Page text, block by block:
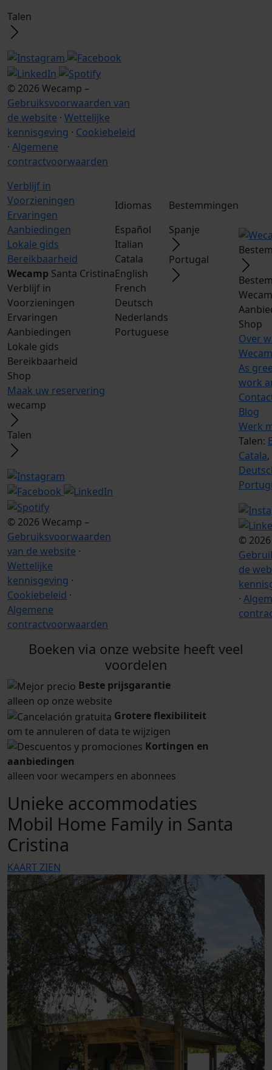
Talen
© 2026 Wecamp –
Gebruiksvoorwaarden van
de website · Wettelijke
kennisgeving · Cookiebeleid
· Algemene
contractvoorwaarden
Verblijf in
Voorzieningen
Ervaringen
Aanbiedingen
Lokale gids
Bereikbaarheid
Wecamp Santa Cristina
Verblijf in
Voorzieningen
Ervaringen
Aanbiedingen
Lokale gids
Bereikbaarheid
Shop
Maak uw reservering
wecamp
Talen
© 2026 Wecamp –
Gebruiksvoorwaarden
van de website ·
Wettelijke
kennisgeving ·
Cookiebeleid ·
Algemene
contractvoorwaarden
Idiomas
Español
Italian
Catala
English
French
Deutsch
Nederlands
Portuguese
Bestemmingen
Spanje
Portugal
Shop
Over
As
work
Blog
Werk
Talen:
Catala,
©
de
·
Boeken via onze website heeft veel
voordelen
Beste prijsgarantie
alleen op onze website
Grotere flexibiliteit
om te annuleren of data te wijzigen
Kortingen en
aanbiedingen
alleen voor wecampers en abonnees
Unieke accommodaties
Mobil Home Family in Santa
Cristina
KAART ZIEN